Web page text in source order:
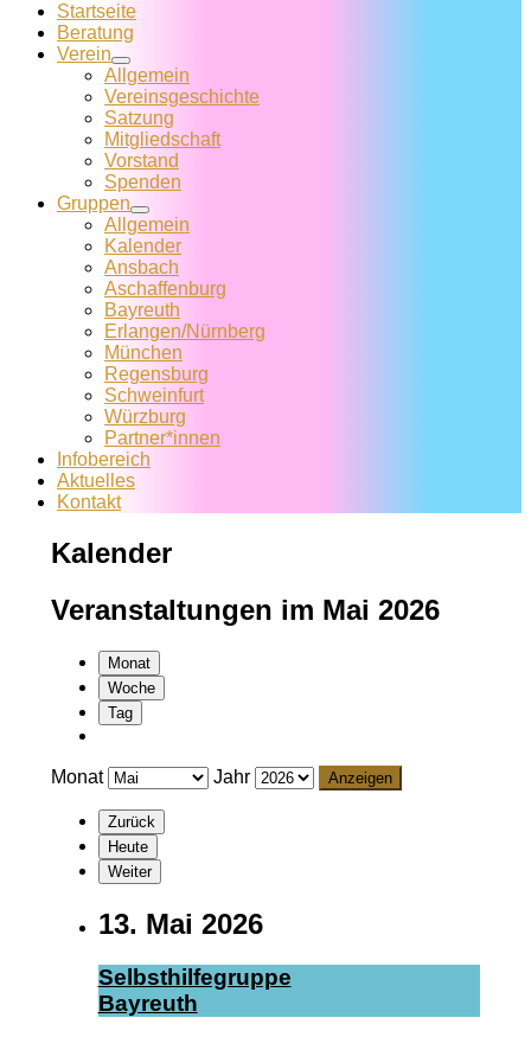
Startseite
Beratung
Verein
Allgemein
Vereins­geschichte
Satzung
Mitglied­schaft
Vorstand
Spenden
Gruppen
Allgemein
Kalender
Ansbach
Aschaffenburg
Bayreuth
Erlangen/Nürnberg
München
Regensburg
Schweinfurt
Würzburg
Partner*innen
Infobereich
Aktuelles
Kontakt
Kalender
Veranstaltungen im Mai 2026
Monat
Woche
Tag
Monat Jahr
Zurück
Heute
Weiter
13. Mai 2026
Selbst­hil­fe­grup­pe
Bay­reuth